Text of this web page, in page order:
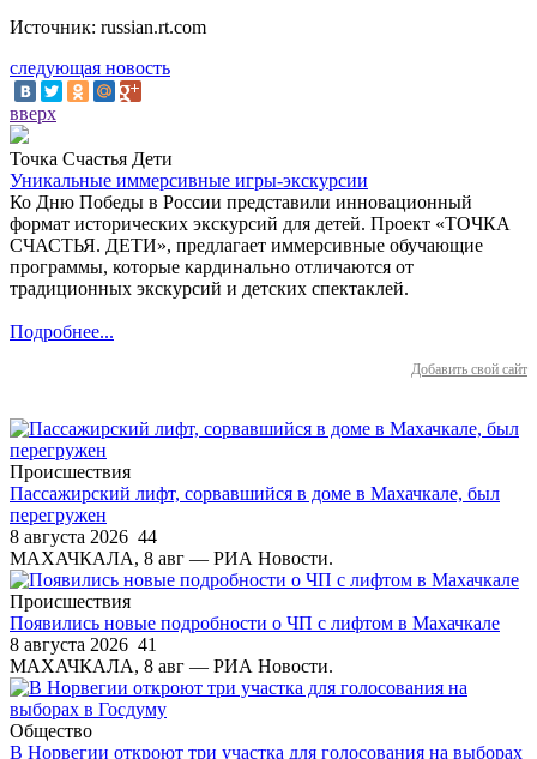
Источник: russian.rt.com
следующая новость
вверх
Точка Счастья Дети
Уникальные иммерсивные игры-экскурсии
Ко Дню Победы в России представили инновационный
формат исторических экскурсий для детей. Проект «ТОЧКА
СЧАСТЬЯ. ДЕТИ», предлагает иммерсивные обучающие
программы, которые кардинально отличаются от
традиционных экскурсий и детских спектаклей.
Подробнее...
Добавить свой сайт
Происшествия
Пассажирский лифт, сорвавшийся в доме в Махачкале, был
перегружен
8 августа 2026 44
МАХАЧКАЛА, 8 авг — РИА Новости.
Происшествия
Появились новые подробности о ЧП с лифтом в Махачкале
8 августа 2026 41
МАХАЧКАЛА, 8 авг — РИА Новости.
Общество
В Норвегии откроют три участка для голосования на выборах